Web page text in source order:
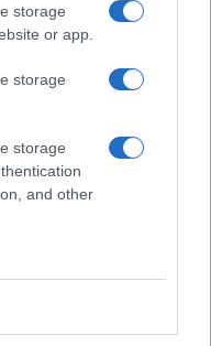
storage
or app.
storage
storage
and other
record ma